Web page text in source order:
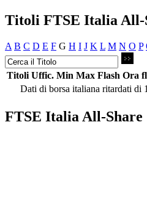
Titoli FTSE Italia All-
A B C D E F G H I J K L M N O P
Titoli Uffic. Min Max Flash Ora
Dati di borsa italiana ritardati di
FTSE Italia All-Share